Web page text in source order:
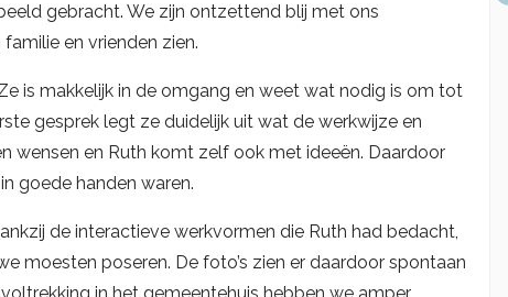
gebracht. We zijn ontzettend blij met ons
en vrienden zien.
is makkelijk in de omgang en weet wat nodig is om tot
gesprek legt ze duidelijk uit wat de werkwijze en
wensen en Ruth komt zelf ook met ideeën. Daardoor
goede handen waren.
de interactieve werkvormen die Ruth had bedacht,
moesten poseren. De foto’s zien er daardoor spontaan